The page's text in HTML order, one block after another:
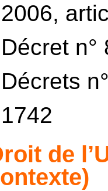
2006,
Décret
Décrets
1742
de